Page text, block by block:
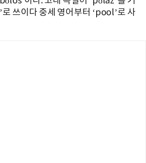
로 쓰이다 중세 영어부터 ‘pool’로 사